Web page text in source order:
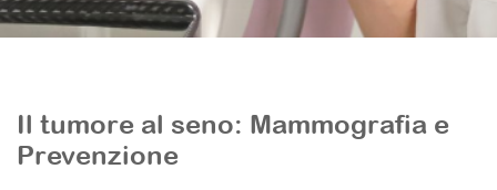
Il tumore al seno: Mammografia e
Prevenzione